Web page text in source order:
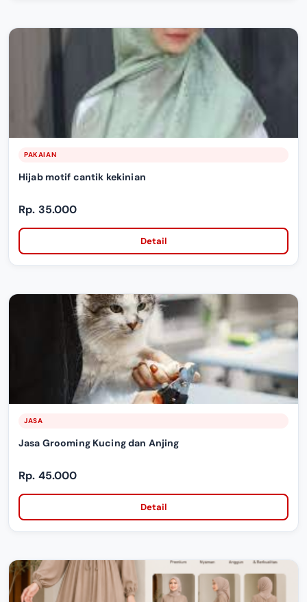
PAKAIAN
Hijab motif cantik kekinian
Rp. 35.000
Detail
JASA
Jasa Grooming Kucing dan Anjing
Rp. 45.000
Detail